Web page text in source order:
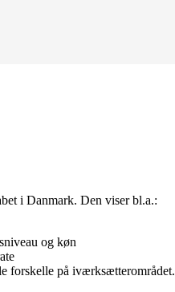
i Danmark. Den viser bl.a.:
og køn
forskelle på iværksætterområdet.